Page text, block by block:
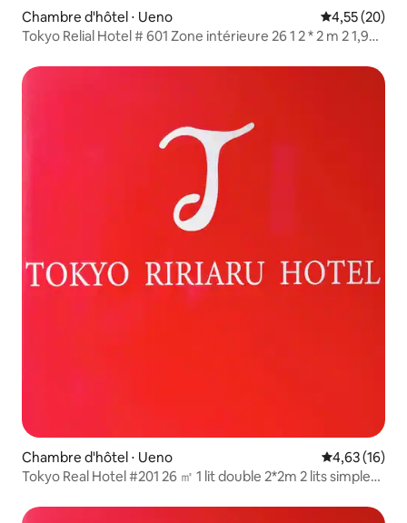
Chambre d'hôtel ⋅ Ueno Évaluation
4,55 (20)
Tokyo Relial Hotel # 601 Zone intérieure 26 1 2 * 2 m 2 1,95 *
Chambre d'hôtel ⋅ Ueno Évaluation
4,63 (16)
Tokyo Real Hotel #201 26 ㎡ 1 lit double 2*2m 2 lits simples